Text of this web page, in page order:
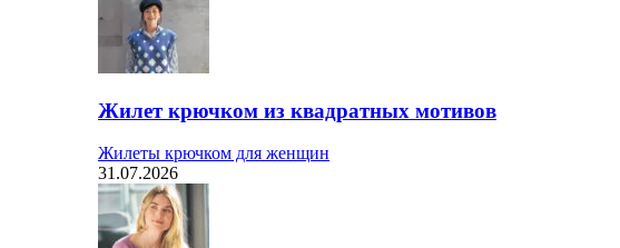
Жилет крючком из квадратных мотивов
Жилеты крючком для женщин
31.07.2026